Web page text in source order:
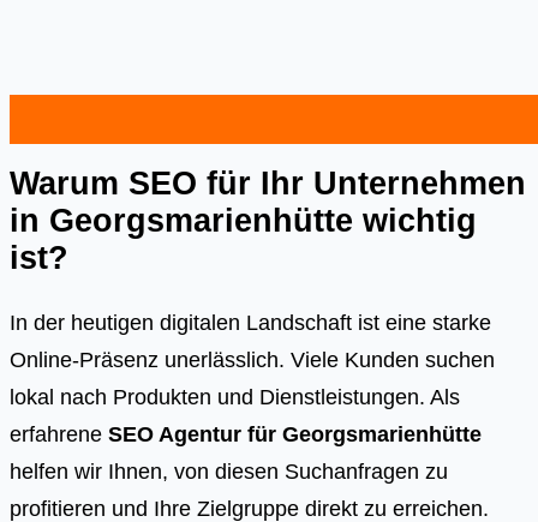
Warum SEO für Ihr Unternehmen
in Georgsmarienhütte wichtig
ist?
In der heutigen digitalen Landschaft ist eine starke
Online-Präsenz unerlässlich. Viele Kunden suchen
lokal nach Produkten und Dienstleistungen. Als
erfahrene SEO Agentur für Georgsmarienhütte
helfen wir Ihnen, von diesen Suchanfragen zu
profitieren und Ihre Zielgruppe direkt zu erreichen.